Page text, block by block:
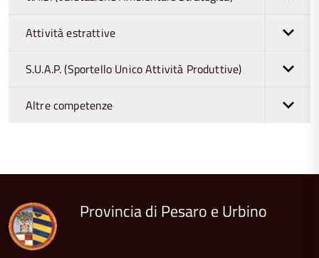
Attività estrattive
S.U.A.P. (Sportello Unico Attività Produttive)
Altre competenze
del
Provincia di Pesaro e Urbino